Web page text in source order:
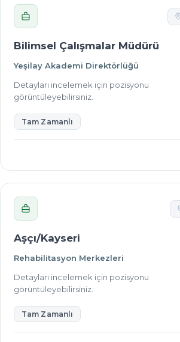
Bilimsel Çalışmalar Müdürü
Yeşilay Akademi Direktörlüğü
Detayları incelemek için pozisyonu
görüntüleyebilirsiniz.
Tam Zamanlı
Aşçı/Kayseri
Rehabilitasyon Merkezleri
Detayları incelemek için pozisyonu
görüntüleyebilirsiniz.
Tam Zamanlı